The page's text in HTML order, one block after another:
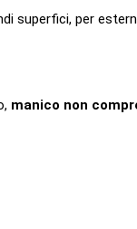
superfici, per
manico non